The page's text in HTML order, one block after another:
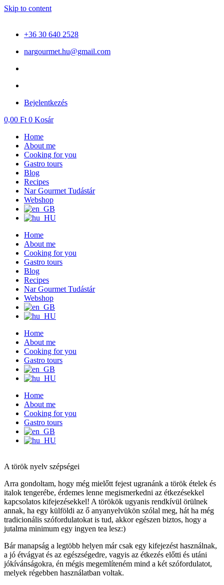
Skip to content
+36 30 640 2528
nargourmet.hu@gmail.com
Bejelentkezés
0,00 Ft 0 Kosár
Home
About me
Cooking for you
Gastro tours
Blog
Recipes
Nar Gourmet Tudástár
Webshop
Home
About me
Cooking for you
Gastro tours
Blog
Recipes
Nar Gourmet Tudástár
Webshop
Home
About me
Cooking for you
Gastro tours
Home
About me
Cooking for you
Gastro tours
A török nyelv szépségei
Arra gondoltam, hogy még mielőtt fejest ugranánk a török ételek és
italok tengerébe, érdemes lenne megismerkedni az étkezésekkel
kapcsolatos kifejezésekkel! A törökök ugyanis rendkívül örülnek
annak, ha egy külföldi az ő anyanyelvükön szólal meg, hát ha még
tradicionális szófordulatokat is tud, akkor egészen biztos, hogy a
jutalma minimum egy ingyen tea lesz:)
Bár manapság a legtöbb helyen már csak egy kifejezést használnak,
a jó étvágyat és az egészségedre, vagyis az étkezés előtti és utáni
jókívánságokra, én mégis megemlíteném mind a két szófordulatot,
melyek régebben használatban voltak.